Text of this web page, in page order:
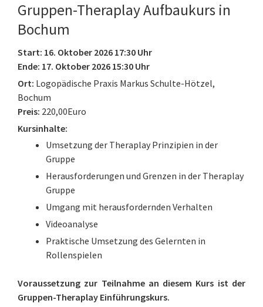
Gruppen-Theraplay Aufbaukurs in
Bochum
Start: 16. Oktober 2026 17:30 Uhr
Ende: 17. Oktober 2026 15:30 Uhr
Ort: Logopädische Praxis Markus Schulte-Hötzel,
Bochum
Preis: 220,00Euro
Kursinhalte:
Umsetzung der Theraplay Prinzipien in der
Gruppe
Herausforderungen und Grenzen in der Theraplay
Gruppe
Umgang mit herausfordernden Verhalten
Videoanalyse
Praktische Umsetzung des Gelernten in
Rollenspielen
Voraussetzung zur Teilnahme an diesem Kurs ist der
Gruppen-Theraplay Einführungskurs.